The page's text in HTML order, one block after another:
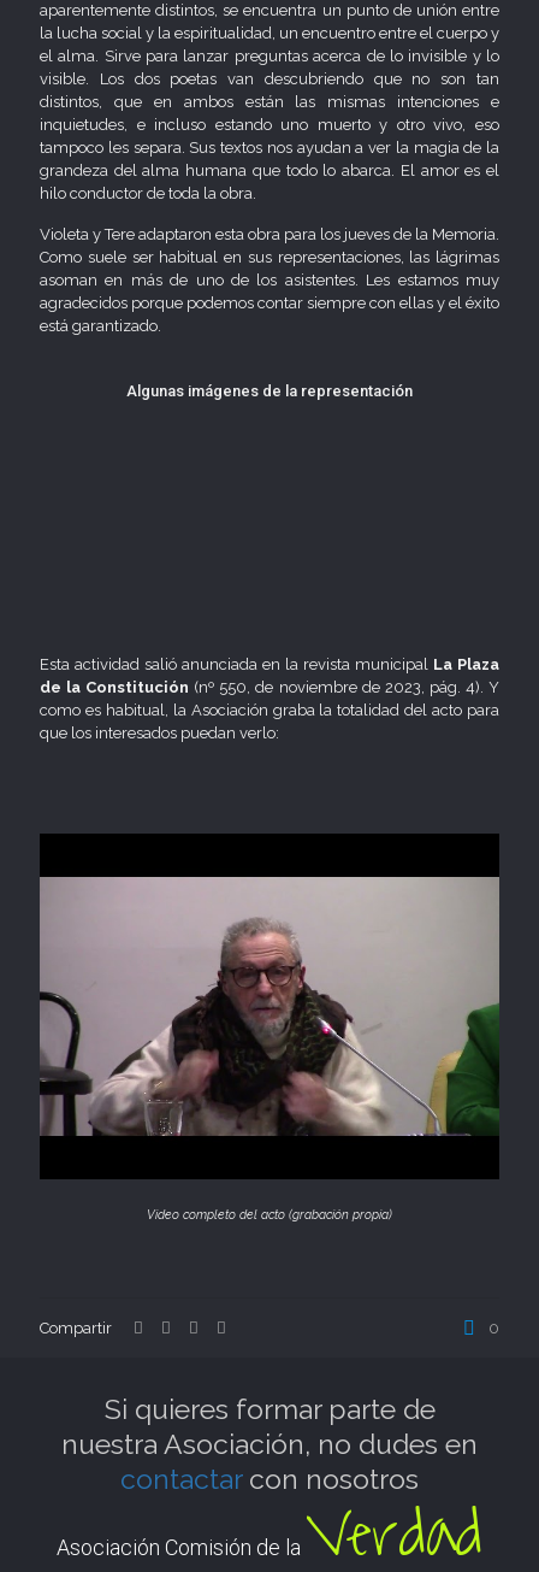
aparentemente distintos, se encuentra un punto de unión entre
la lucha social y la espiritualidad, un encuentro entre el cuerpo y
el alma. Sirve para lanzar preguntas acerca de lo invisible y lo
visible. Los dos poetas van descubriendo que no son tan
distintos, que en ambos están las mismas intenciones e
inquietudes, e incluso estando uno muerto y otro vivo, eso
tampoco les separa. Sus textos nos ayudan a ver la magia de la
grandeza del alma humana que todo lo abarca. El amor es el
hilo conductor de toda la obra.
Violeta y Tere adaptaron esta obra para los jueves de la Memoria.
Como suele ser habitual en sus representaciones, las lágrimas
asoman en más de uno de los asistentes. Les estamos muy
agradecidos porque podemos contar siempre con ellas y el éxito
está garantizado.
Algunas imágenes de la representación
Esta actividad salió anunciada en la revista municipal La Plaza
de la Constitución (nº 550, de noviembre de 2023, pág. 4). Y
como es habitual, la Asociación graba la totalidad del acto para
que los interesados puedan verlo:
Video completo del acto (grabación propia)
Compartir 0
Si quieres formar parte de
nuestra Asociación, no dudes en
contactarcon nosotros
Asociación Comisión de la Verdad